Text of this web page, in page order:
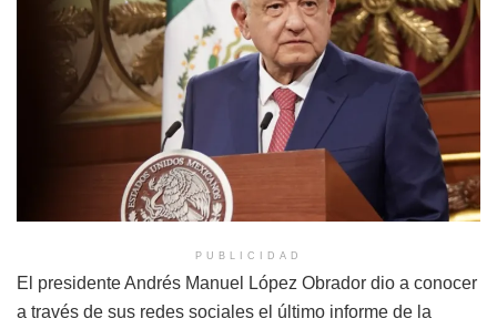
PUBLICIDAD
El presidente Andrés Manuel López Obrador dio a conocer
a través de sus redes sociales el último informe de la